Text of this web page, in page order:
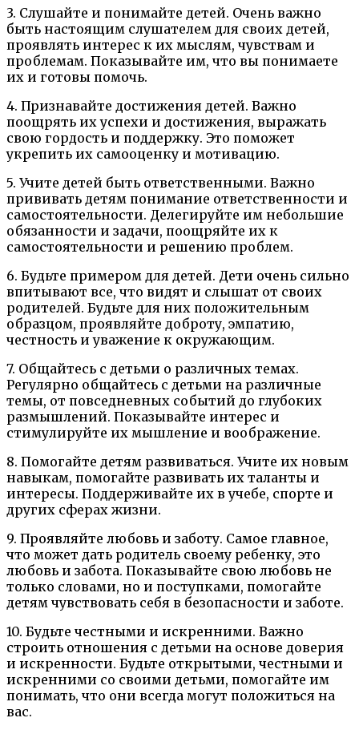
3. Слушайте и понимайте детей. Очень важно
быть настоящим слушателем для своих детей,
проявлять интерес к их мыслям, чувствам и
проблемам. Показывайте им, что вы понимаете
их и готовы помочь.
4. Признавайте достижения детей. Важно
поощрять их успехи и достижения, выражать
свою гордость и поддержку. Это поможет
укрепить их самооценку и мотивацию.
5. Учите детей быть ответственными. Важно
прививать детям понимание ответственности и
самостоятельности. Делегируйте им небольшие
обязанности и задачи, поощряйте их к
самостоятельности и решению проблем.
6. Будьте примером для детей. Дети очень сильно
впитывают все, что видят и слышат от своих
родителей. Будьте для них положительным
образцом, проявляйте доброту, эмпатию,
честность и уважение к окружающим.
7. Общайтесь с детьми о различных темах.
Регулярно общайтесь с детьми на различные
темы, от повседневных событий до глубоких
размышлений. Показывайте интерес и
стимулируйте их мышление и воображение.
8. Помогайте детям развиваться. Учите их новым
навыкам, помогайте развивать их таланты и
интересы. Поддерживайте их в учебе, спорте и
других сферах жизни.
9. Проявляйте любовь и заботу. Самое главное,
что может дать родитель своему ребенку, это
любовь и забота. Показывайте свою любовь не
только словами, но и поступками, помогайте
детям чувствовать себя в безопасности и заботе.
10. Будьте честными и искренними. Важно
строить отношения с детьми на основе доверия
и искренности. Будьте открытыми, честными и
искренними со своими детьми, помогайте им
понимать, что они всегда могут положиться на
вас.